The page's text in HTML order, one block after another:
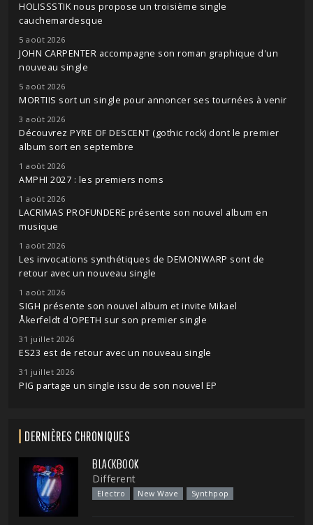
HOLISSSTIK nous propose un troisième single
cauchemardesque
5 août 2026
JOHN CARPENTER accompagne son roman graphique d'un
nouveau single
5 août 2026
MORTIIS sort un single pour annoncer ses tournées à venir
3 août 2026
Découvrez PYRE OF DESCENT (gothic rock) dont le premier
album sort en septembre
1 août 2026
AMPHI 2027 : les premiers noms
1 août 2026
LACRIMAS PROFUNDERE présente son nouvel album en
musique
1 août 2026
Les invocations synthétiques de DEMONWARP sont de
retour avec un nouveau single
1 août 2026
SIGH présente son nouvel album et invite Mikael
Åkerfeldt d'OPETH sur son premier single
31 juillet 2026
ES23 est de retour avec un nouveau single
31 juillet 2026
PIG partage un single issu de son nouvel EP
DERNIÈRES CHRONIQUES
BLACKBOOK
Different
Electro New Wave Synthpop